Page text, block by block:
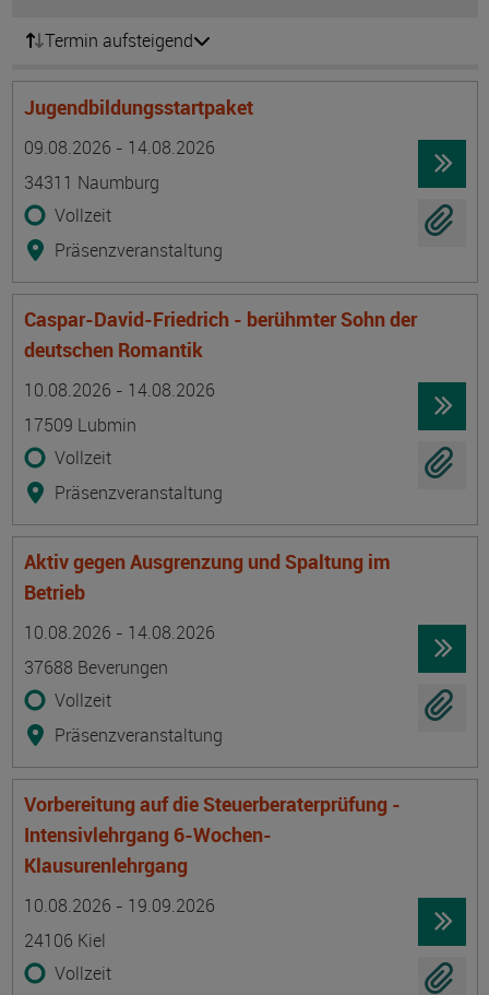
Termin aufsteigend
Jugendbildungsstartpaket
09.08.2026 - 14.08.2026
34311 Naumburg
Vollzeit
Präsenzveranstaltung
Caspar-David-Friedrich - berühmter Sohn der
deutschen Romantik
10.08.2026 - 14.08.2026
17509 Lubmin
Vollzeit
Präsenzveranstaltung
Aktiv gegen Ausgrenzung und Spaltung im
Betrieb
10.08.2026 - 14.08.2026
37688 Beverungen
Vollzeit
Präsenzveranstaltung
Vorbereitung auf die Steuerberaterprüfung -
Intensivlehrgang 6-Wochen-
Klausurenlehrgang
10.08.2026 - 19.09.2026
24106 Kiel
Vollzeit